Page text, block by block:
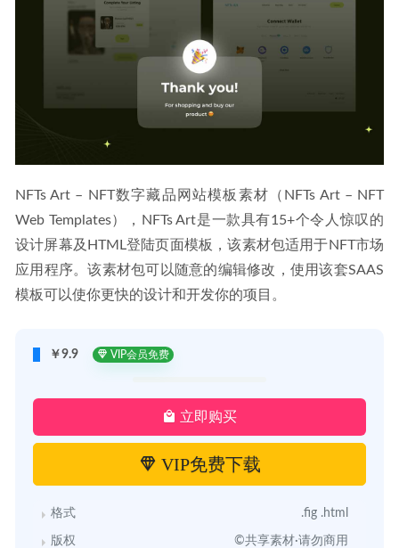
NFTs Art – NFT数字藏品网站模板素材（NFTs Art – NFT
Web Templates），NFTs Art是一款具有15+个令人惊叹的
设计屏幕及HTML登陆页面模板，该素材包适用于NFT市场
应用程序。该素材包可以随意的编辑修改，使用该套SAAS
模板可以使你更快的设计和开发你的项目。
￥9.9 VIP会员免费
立即购买
VIP免费下载
格式 .fig .html
版权 ©共享素材·请勿商用